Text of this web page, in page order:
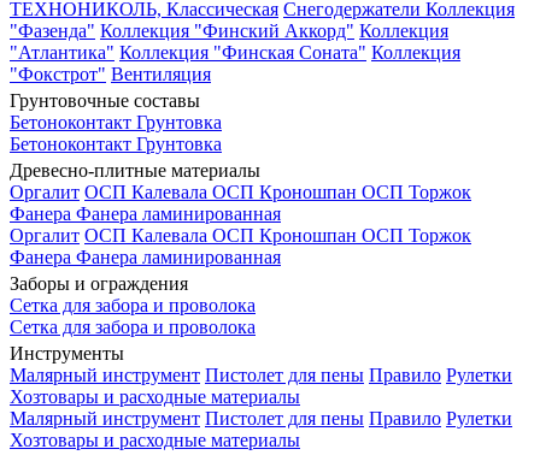
ТЕХНОНИКОЛЬ, Классическая Снегодержатели Коллекция
"Фазенда" Коллекция "Финский Аккорд" Коллекция
"Атлантика" Коллекция "Финская Соната" Коллекция
"Фокстрот" Вентиляция
Грунтовочные составы
Бетоноконтакт Грунтовка
Бетоноконтакт Грунтовка
Древесно-плитные материалы
Оргалит ОСП Калевала ОСП Кроношпан ОСП Торжок
Фанера Фанера ламинированная
Оргалит ОСП Калевала ОСП Кроношпан ОСП Торжок
Фанера Фанера ламинированная
Заборы и ограждения
Сетка для забора и проволока
Сетка для забора и проволока
Инструменты
Малярный инструмент Пистолет для пены Правило Рулетки
Хозтовары и расходные материалы
Малярный инструмент Пистолет для пены Правило Рулетки
Хозтовары и расходные материалы